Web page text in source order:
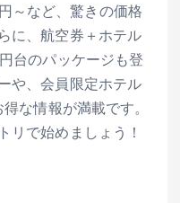
～など、驚きの価格
に、航空券＋ホテル
台のパッケージも登
や、会員限定ホテル
な情報が満載です。
リで始めましょう！